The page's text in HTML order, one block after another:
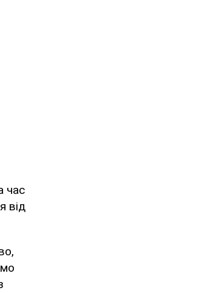
час
від